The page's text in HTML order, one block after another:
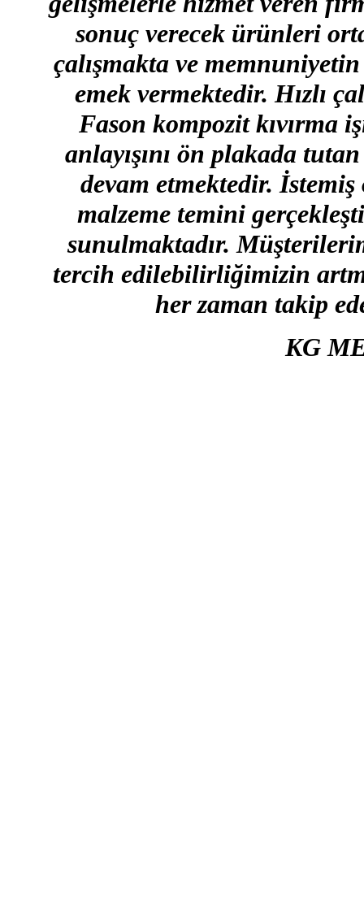
sonuç verecek ürünleri
çalışmakta ve
emek vermektedir. Hızlı
Fason kompozit kıvırma
anlayışını ön plakada
devam etmektedir.
malzeme temini
sunulmaktadır.
tercih edilebilirliğimizin
her zaman takip
KG